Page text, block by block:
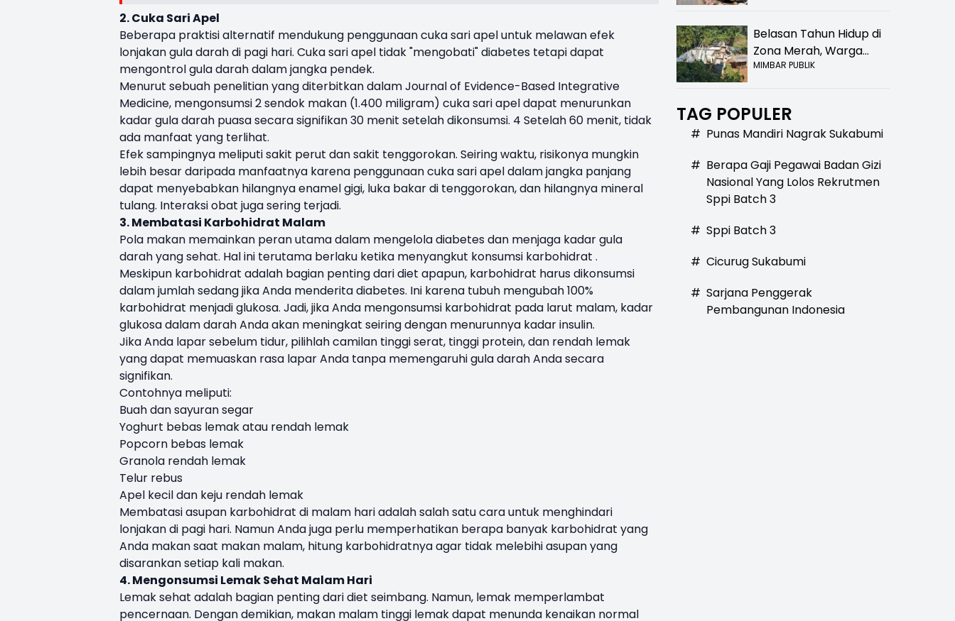
2. Cuka Sari Apel
Beberapa praktisi alternatif mendukung penggunaan cuka sari apel untuk melawan efek
lonjakan gula darah di pagi hari. Cuka sari apel tidak "mengobati" diabetes tetapi dapat
mengontrol gula darah dalam jangka pendek.
Menurut sebuah penelitian yang diterbitkan dalam Journal of Evidence-Based Integrative
Medicine, mengonsumsi 2 sendok makan (1.400 miligram) cuka sari apel dapat menurunkan
kadar gula darah puasa secara signifikan 30 menit setelah dikonsumsi. 4 Setelah 60 menit, tidak
ada manfaat yang terlihat.
Efek sampingnya meliputi sakit perut dan sakit tenggorokan. Seiring waktu, risikonya mungkin
lebih besar daripada manfaatnya karena penggunaan cuka sari apel dalam jangka panjang
dapat menyebabkan hilangnya enamel gigi, luka bakar di tenggorokan, dan hilangnya mineral
tulang. Interaksi obat juga sering terjadi.
3. Membatasi Karbohidrat Malam
Pola makan memainkan peran utama dalam mengelola diabetes dan menjaga kadar gula
darah yang sehat. Hal ini terutama berlaku ketika menyangkut konsumsi karbohidrat .
Meskipun karbohidrat adalah bagian penting dari diet apapun, karbohidrat harus dikonsumsi
dalam jumlah sedang jika Anda menderita diabetes. Ini karena tubuh mengubah 100%
karbohidrat menjadi glukosa. Jadi, jika Anda mengonsumsi karbohidrat pada larut malam, kadar
glukosa dalam darah Anda akan meningkat seiring dengan menurunnya kadar insulin.
Jika Anda lapar sebelum tidur, pilihlah camilan tinggi serat, tinggi protein, dan rendah lemak
yang dapat memuaskan rasa lapar Anda tanpa memengaruhi gula darah Anda secara
signifikan.
Contohnya meliputi:
Buah dan sayuran segar
Yoghurt bebas lemak atau rendah lemak
Popcorn bebas lemak
Granola rendah lemak
Telur rebus
Apel kecil dan keju rendah lemak
Membatasi asupan karbohidrat di malam hari adalah salah satu cara untuk menghindari
lonjakan di pagi hari. Namun Anda juga perlu memperhatikan berapa banyak karbohidrat yang
Anda makan saat makan malam, hitung karbohidratnya agar tidak melebihi asupan yang
disarankan setiap kali makan.
4. Mengonsumsi Lemak Sehat Malam Hari
Lemak sehat adalah bagian penting dari diet seimbang. Namun, lemak memperlambat
pencernaan. Dengan demikian, makan malam tinggi lemak dapat menunda kenaikan normal
Belasan Tahun Hidup di
Zona Merah, Warga
Kampung Nangewer
Relokasi
MIMBAR PUBLIK
TAG POPULER
# Punas Mandiri Nagrak Sukabumi
# Berapa Gaji Pegawai Badan Gizi
Nasional Yang Lolos Rekrutmen
Sppi Batch 3
# Sppi Batch 3
# Cicurug Sukabumi
# Sarjana Penggerak
Pembangunan Indonesia